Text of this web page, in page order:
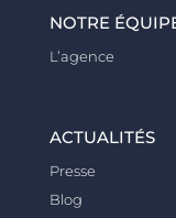
NOTRE
L’agence
ACTUALITÉS
Presse
Blog